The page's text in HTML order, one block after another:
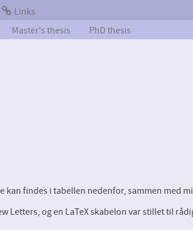
Links
Master's thesis PhD thesis
findes i tabellen nedenfor, sammen med
Letters, og en LaTeX skabelon var stillet til